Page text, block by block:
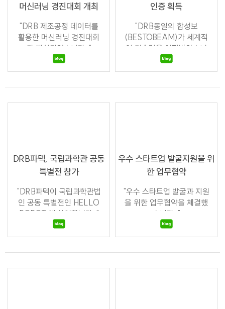
머신러닝 경진대회 개최
"DRB 제조공정 데이터를
활용한 머신러닝 경진대회
가 개최되었습니다. "
인증 획득
"DRB동일의 합성보
(BESTOBEAM)가 세계적
인 기술력을 인정받았습니
다! "
DRB파텍, 국립과학관 공동
특별전 참가
"DRB파텍이 국립과학관법
인 공동 특별전인 HELLO
ROBOT 에 참여합니다. "
우수 스타트업 발굴지원을 위
한 업무협약
"우수 스타트업 발굴과 지원
을 위한 업무협약을 체결했
습니다. "